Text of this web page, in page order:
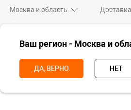
Москва и область
Ваш регион - Москва и
ДА, ВЕРНО НЕТ
СКИДКИ